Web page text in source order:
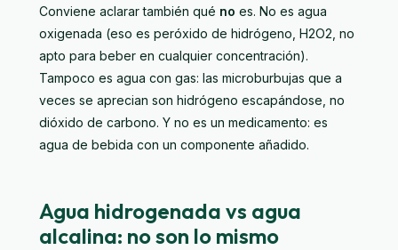
Conviene aclarar también qué no es. No es agua
oxigenada (eso es peróxido de hidrógeno, H2O2, no
apto para beber en cualquier concentración).
Tampoco es agua con gas: las microburbujas que a
veces se aprecian son hidrógeno escapándose, no
dióxido de carbono. Y no es un medicamento: es
agua de bebida con un componente añadido.
Agua hidrogenada vs agua
alcalina: no son lo mismo